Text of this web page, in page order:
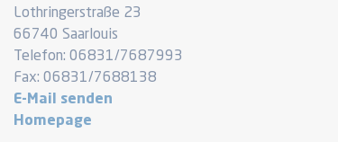
Lothringerstraße 23
66740 Saarlouis
Telefon: 06831/7687993
Fax: 06831/7688138
E-Mail senden
Homepage